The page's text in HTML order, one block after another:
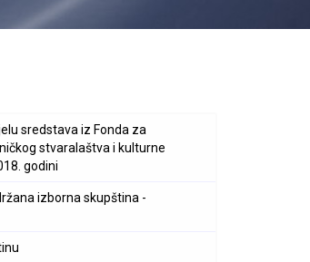
sredstava iz Fonda za
stvaralaštva i kulturne
godini
izborna skupština -